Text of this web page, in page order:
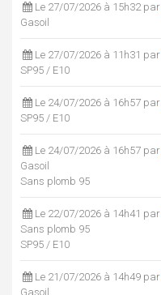
Le 27/07/2026 à 15h32 par
Gasoil
Le 27/07/2026 à 11h31 par
SP95 / E10
Le 24/07/2026 à 16h57 par
SP95 / E10
Le 24/07/2026 à 16h57 par
Gasoil
Sans plomb 95
Le 22/07/2026 à 14h41 par
Sans plomb 95
SP95 / E10
Le 21/07/2026 à 14h49 par
Gasoil